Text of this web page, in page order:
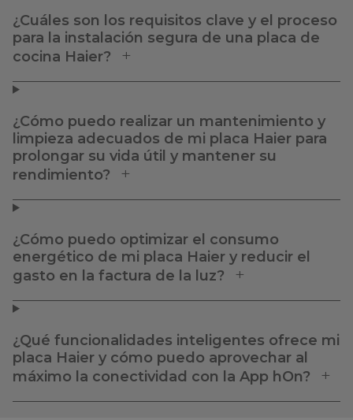
¿Cuáles son los requisitos clave y el proceso
para la instalación segura de una placa de
cocina Haier?
¿Cómo puedo realizar un mantenimiento y
limpieza adecuados de mi placa Haier para
prolongar su vida útil y mantener su
rendimiento?
¿Cómo puedo optimizar el consumo
energético de mi placa Haier y reducir el
gasto en la factura de la luz?
¿Qué funcionalidades inteligentes ofrece mi
placa Haier y cómo puedo aprovechar al
máximo la conectividad con la App hOn?